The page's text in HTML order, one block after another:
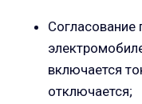
Согласование
включается
отключается;